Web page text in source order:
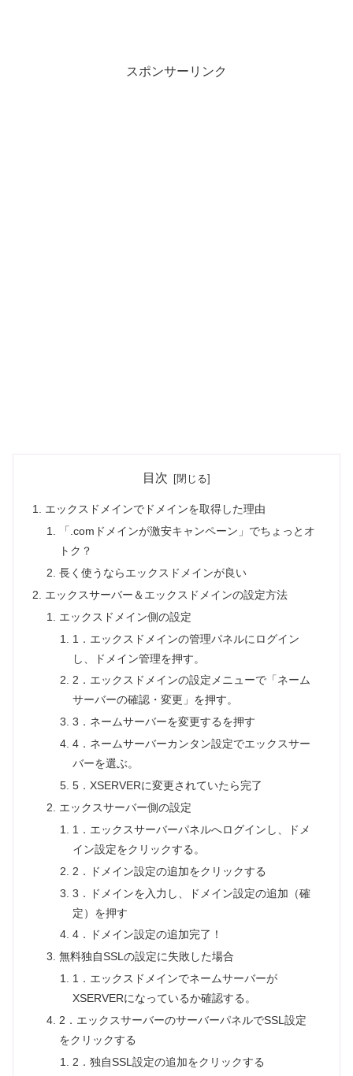
スポンサーリンク
目次
エックスドメインでドメインを取得した理由
「.comドメインが激安キャンペーン」でちょっとオ
トク？
長く使うならエックスドメインが良い
エックスサーバー＆エックスドメインの設定方法
エックスドメイン側の設定
1．エックスドメインの管理パネルにログイン
し、ドメイン管理を押す。
2．エックスドメインの設定メニューで「ネーム
サーバーの確認・変更」を押す。
3．ネームサーバーを変更するを押す
4．ネームサーバーカンタン設定でエックスサー
バーを選ぶ。
5．XSERVERに変更されていたら完了
エックスサーバー側の設定
1．エックスサーバーパネルへログインし、ドメ
イン設定をクリックする。
2．ドメイン設定の追加をクリックする
3．ドメインを入力し、ドメイン設定の追加（確
定）を押す
4．ドメイン設定の追加完了！
無料独自SSLの設定に失敗した場合
1．エックスドメインでネームサーバーが
XSERVERになっているか確認する。
2．エックスサーバーのサーバーパネルでSSL設定
をクリックする
2．独自SSL設定の追加をクリックする